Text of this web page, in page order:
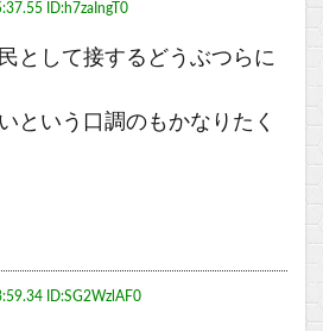
ID:h7zaIngT0
として接するどうぶつらに
という口調のもかなりたく
ID:SG2WzlAF0